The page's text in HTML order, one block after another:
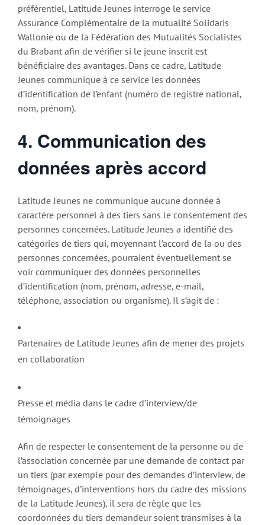
préférentiel, Latitude Jeunes interroge le service
Assurance Complémentaire de la mutualité Solidaris
Wallonie ou de la Fédération des Mutualités Socialistes
du Brabant afin de vérifier si le jeune inscrit est
bénéficiaire des avantages. Dans ce cadre, Latitude
Jeunes communique à ce service les données
d’identification de l’enfant (numéro de registre national,
nom, prénom).
4. Communication des
données après accord
Latitude Jeunes ne communique aucune donnée à
caractère personnel à des tiers sans le consentement des
personnes concernées. Latitude Jeunes a identifié des
catégories de tiers qui, moyennant l’accord de la ou des
personnes concernées, pourraient éventuellement se
voir communiquer des données personnelles
d’identification (nom, prénom, adresse, e-mail,
téléphone, association ou organisme). Il s’agit de :
Partenaires de Latitude Jeunes afin de mener des projets
en collaboration
Presse et média dans le cadre d’interview/de
témoignages
Afin de respecter le consentement de la personne ou de
l’association concernée par une demande de contact par
un tiers (par exemple pour des demandes d’interview, de
témoignages, d’interventions hors du cadre des missions
de la Latitude Jeunes), il sera de règle que les
coordonnées du tiers demandeur soient transmises à la